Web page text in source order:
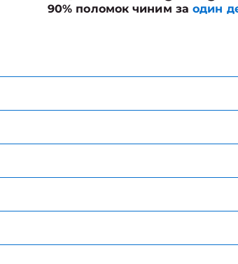
90% поломок чиним заодин